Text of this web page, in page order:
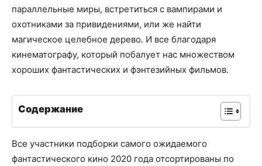
параллельные миры, встретиться с вампирами и
охотниками за привидениями, или же найти
магическое целебное дерево. И все благодаря
кинематографу, который побалует нас множеством
хороших фантастических и фэнтезийных фильмов.
Содержание
Все участники подборки самого ожидаемого
фантастического кино 2020 года отсортированы по